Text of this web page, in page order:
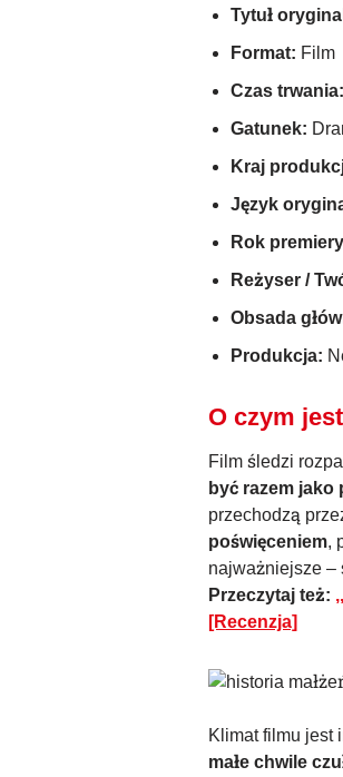
Tytuł
Format: Film
Czas trwania:
Gatunek:
Kraj
Język
Rok
Reżyser /
Obsada
Produkcja:
O czym
Film śledzi
być razem jako
przechodzą
poświęceniem,
najważniejsze –
Przeczytaj też:
[Recenzja]
Klimat filmu jest
małe chwile